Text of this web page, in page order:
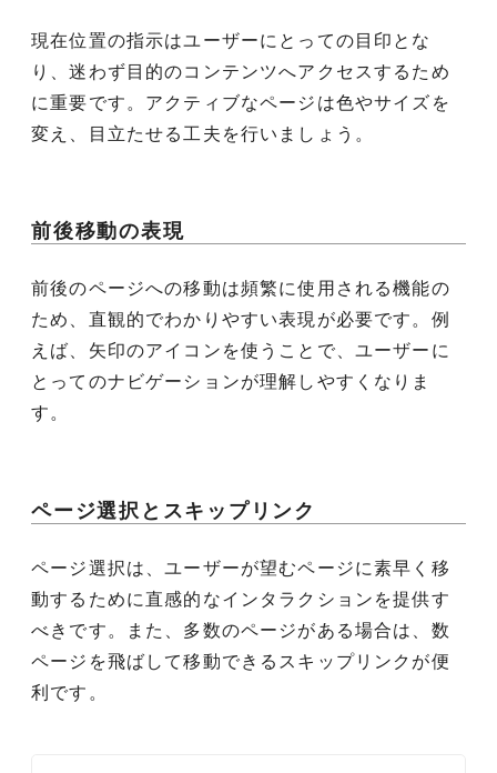
現在位置の指示はユーザーにとっての目印とな
り、迷わず目的のコンテンツへアクセスするため
に重要です。アクティブなページは色やサイズを
変え、目立たせる工夫を行いましょう。
前後移動の表現
前後のページへの移動は頻繁に使用される機能の
ため、直観的でわかりやすい表現が必要です。例
えば、矢印のアイコンを使うことで、ユーザーに
とってのナビゲーションが理解しやすくなりま
す。
ページ選択とスキップリンク
ページ選択は、ユーザーが望むページに素早く移
動するために直感的なインタラクションを提供す
べきです。また、多数のページがある場合は、数
ページを飛ばして移動できるスキップリンクが便
利です。